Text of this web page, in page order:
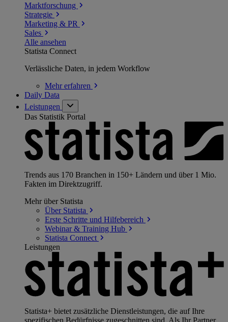
Marktforschung
Strategie
Marketing & PR
Sales
Alle ansehen
Statista Connect
Verlässliche Daten, in jedem Workflow
Mehrerfahren
Daily Data
Leistungen
Das Statistik Portal
Trends aus 170 Branchen in 150+ Ländern und über 1 Mio.
Fakten im Direktzugriff.
Mehr über Statista
Über Statista
Erste Schritte und Hilfebereich
Webinar & Training Hub
Statista Connect
Leistungen
Statista+ bietet zusätzliche Dienstleistungen, die auf Ihre
spezifischen Bedürfnisse zugeschnitten sind. Als Ihr Partner